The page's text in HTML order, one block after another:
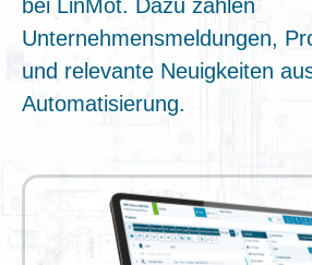
bei LinMot. Dazu zählen
Unternehmensmeldungen,
und relevante Neuigkeiten
Automatisierung.